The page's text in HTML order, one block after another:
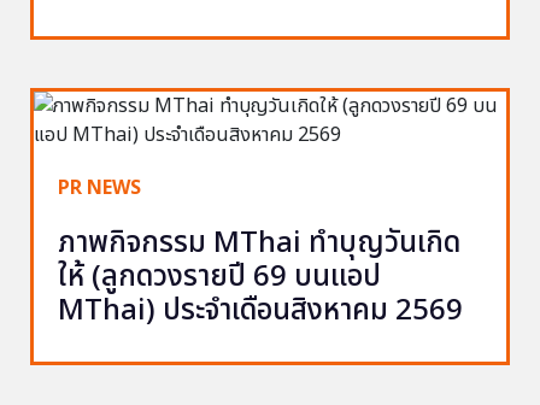
PR NEWS
ภาพกิจกรรม MThai ทำบุญวันเกิด
ให้ (ลูกดวงรายปี 69 บนแอป
MThai) ประจำเดือนสิงหาคม 2569